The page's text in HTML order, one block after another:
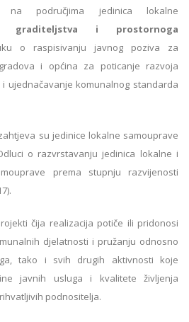
na područjima jedinica lokalne
graditeljstva i prostornoga
o raspisivanju javnog poziva za
i općina za poticanje razvoja
ujednačavanje komunalnog standarda
su jedinice lokalne samouprave
o razvrstavanju jedinica lokalne i
prema stupnju razvijenosti
čija realizacija potiče ili pridonosi
djelatnosti i pružanju odnosno
tako i svih drugih aktivnosti koje
javnih usluga i kvalitete življenja
podnositelja.